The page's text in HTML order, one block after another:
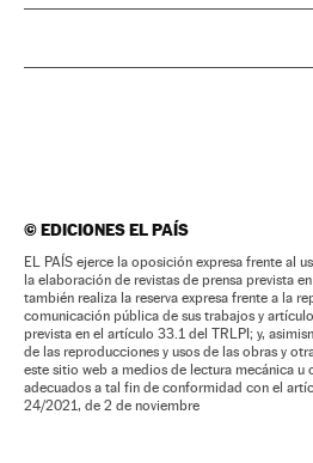
©EDICIONES EL PAÍS
EL PAÍS ejerce la oposición expresa frente al
la elaboración de revistas de prensa prevista
también realiza la reserva expresa frente a la
comunicación pública de sus trabajos y
prevista en el artículo 33.1 del TRLPI; y,
de las reproducciones y usos de las obras y
este sitio web a medios de lectura mecánica u
adecuados a tal fin de conformidad con el
24/2021, de 2 de noviembre